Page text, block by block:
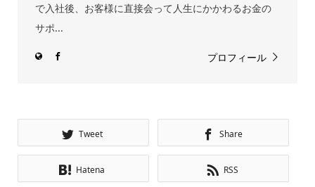
で入社後、お客様に直接会って人生にかかわるお金の
サポ...
プロフィール
Tweet Share
Hatena RSS